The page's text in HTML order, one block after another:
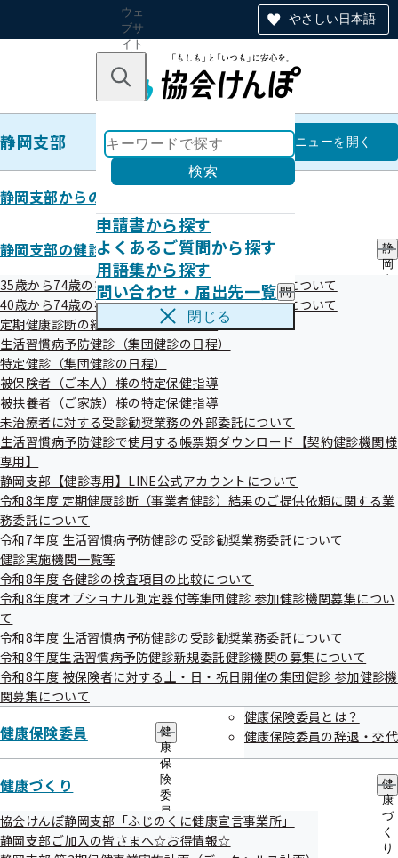
やさしい日本語
ウェ
ブサ
イト
のナ
ン
キーワードで探す
検索
申請書から探す
よくあるご質問から探す
用語集から探す
問い合わせ・届出先一覧 問
い
先
一
覧
サ
ブ
ニ
ュ
閉じる
静岡支部 静岡支部
メニューを開く
静岡支部からのお知らせ
静岡支部の健診・保健指導のご案内
静
岡
の
の
ー
35歳から74歳の被保険者（ご本人）様の健康診断について
40歳から74歳の被扶養者（ご家族）様の健康診断について
定期健康診断の結果をご提供願います
生活習慣病予防健診（集団健診の日程）
特定健診（集団健診の日程）
被保険者（ご本人）様の特定保健指導
被扶養者（ご家族）様の特定保健指導
未治療者に対する受診勧奨業務の外部委託について
生活習慣病予防健診で使用する帳票類ダウンロード【契約健診機関様
専用】
静岡支部【健診専用】LINE公式アカウントについて
令和8年度 定期健康診断（事業者健診）結果のご提供依頼に関する業
務委託について
令和7年度 生活習慣病予防健診の受診勧奨業務委託について
健診実施機関一覧等
令和8年度 各健診の検査項目の比較について
令和8年度オプショナル測定器付等集団健診 参加健診機関募集につい
て
令和8年度 生活習慣病予防健診の受診勧奨業務委託について
令和8年度生活習慣病予防健診新規委託健診機関の募集について
令和8年度 被保険者に対する土・日・祝日開催の集団健診 参加健診機
関募集について
健康保険委員
健
康
保
険
委
員
の
サ
健康保険委員とは？
健康保険委員の辞退・交代
健康づくり
健
康
づ
く
り
協会けんぽ静岡支部「ふじのくに健康宣言事業所」
静岡支部ご加入の皆さまへ☆お得情報☆
令和07年度
掲載日
事案名
令和08年03月
31日
企画競争公告時の仕様書等への金額記載
漏れ
令和08年03月
31日
企画競争公告時の仕様書等への金額記載
誤り
令和08年03月
31日
傷病手当金の支給決定額誤り（過払い）
令和08年02月
27日
傷病手当金の支給決定額誤り（過払い）
令和08年02月
27日
傷病手当金の支給決定額誤り（不足）
令和08年01月
30日
特定保健指導の訪問遅延
令和07年12月
26日
について
令和07年12月
26日
任意継続保険料口座振替依頼書の登録漏
れ（未処理）
令和07年11月
28日
外部メールの誤送信
令和07年11月
28日
出産育児一時金の支給決定額誤り（過払
31日
傷病手当金の支給決定額誤り（過払い）